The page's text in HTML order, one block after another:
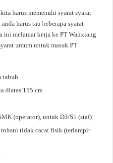
harus memenuhi syarat syarat
harus tau beberapa syarat
ini melamar kerja ke PT Wanxiang
umum untuk masuk PT
tubuh
diatas 155 cm
(operator), untuk D3/S1 (staf)
rohani tidak cacat fisik (terlampir